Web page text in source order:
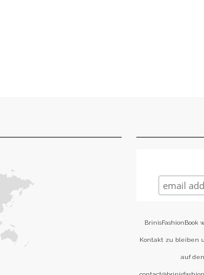
Kontakt zu bleiben
auf